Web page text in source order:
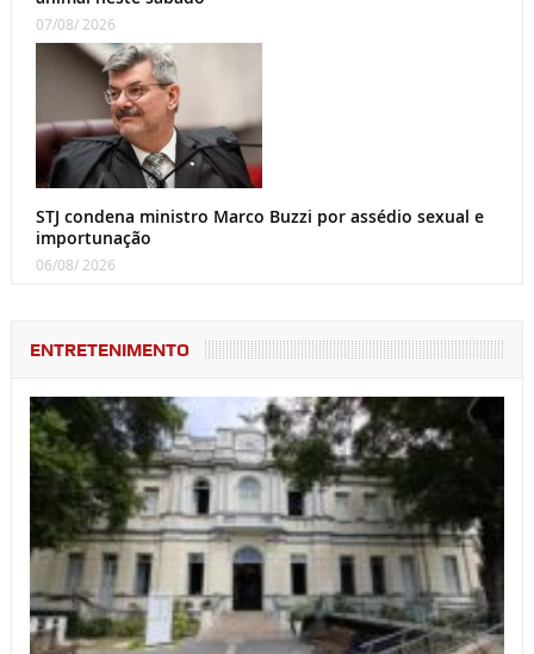
07/08/ 2026
STJ condena ministro Marco Buzzi por assédio sexual e
importunação
06/08/ 2026
ENTRETENIMENTO